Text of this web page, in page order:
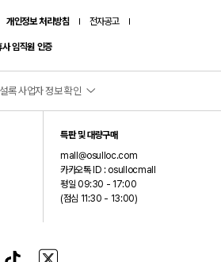
개인정보 처리방침 전자공고
임직원 인증
록 사업자 정보 확인
면 신화역사로 15 (오설록 티뮤지엄)
덕-0075
입점 브랜드에 대해서는 통신판매중개자이며 통신판매의
특판 및 대량구매
mall@osulloc.com
카카오톡 ID : osullocmall
평일 09:30 - 17:00
(점심 11:30 - 13:00)
틱톡 X(구 트위터)